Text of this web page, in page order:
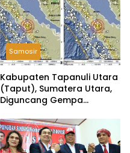
Samosir
Kabupaten Tapanuli Utara
(Taput), Sumatera Utara,
Diguncang Gempa